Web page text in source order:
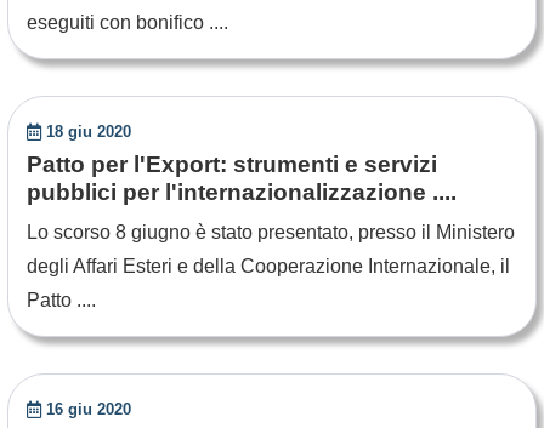
eseguiti con bonifico ....
18 giu 2020
Patto per l'Export: strumenti e servizi
pubblici per l'internazionalizzazione ....
Lo scorso 8 giugno è stato presentato, presso il Ministero
degli Affari Esteri e della Cooperazione Internazionale, il
Patto ....
16 giu 2020